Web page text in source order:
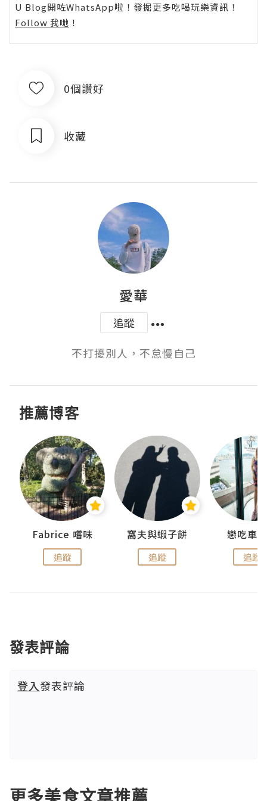
U Blog開咗WhatsApp啦！發掘更多吃喝玩樂資訊！
Follow 我哋 ！
0個讚好
收藏
愛華
追蹤
不打擾別人，不怠慢自己
推薦博客
Fabrice 嚐味
追蹤
窩夫與蝦子餅
追蹤
戀吃車
追蹤
發表評論
登入發表評論
更多美食文章推薦